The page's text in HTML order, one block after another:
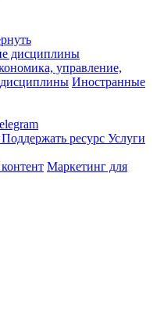
дисциплины
управление,
Иностранные
Поддержать ресурс Услуги
Маркетинг для